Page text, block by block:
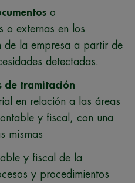
o
o externas en los
de la empresa a partir de
detectadas.
de tramitación
en relación a las áreas
y fiscal, con una
mismas
y fiscal de la
y procedimientos